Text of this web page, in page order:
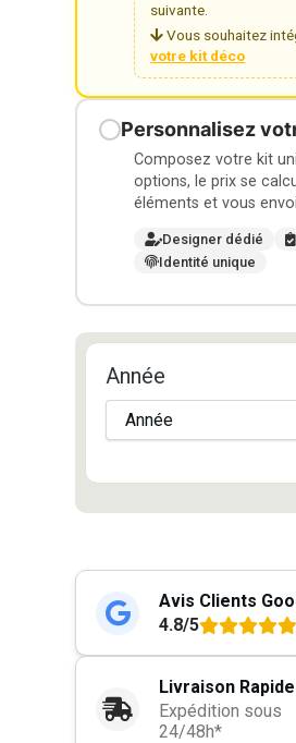
suivante.
Vous souhaitez
votre kit déco
Personnalisez
Composez votre kit
options, le prix se
éléments et vous
Designer dédié
Identité unique
Année
Avis Clients
4.8/5
Livraison Rapide
Expédition sous
24/48h*